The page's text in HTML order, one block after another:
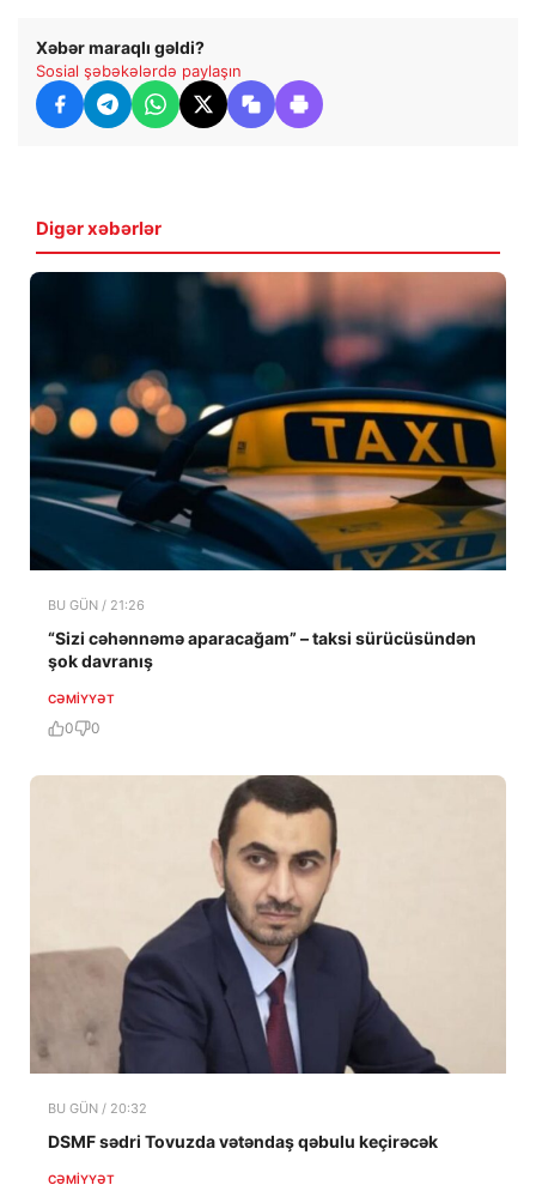
Xəbər maraqlı gəldi?
Sosial şəbəkələrdə paylaşın
Digər xəbərlər
BU GÜN / 21:26
“Sizi cəhənnəmə aparacağam” – taksi sürücüsündən
şok davranış
CƏMIYYƏT
0 0
BU GÜN / 20:32
DSMF sədri Tovuzda vətəndaş qəbulu keçirəcək
CƏMIYYƏT